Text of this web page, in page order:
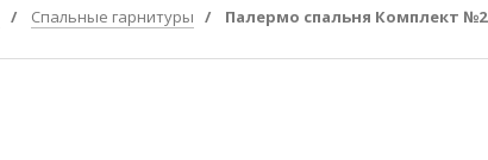
Спальные гарнитуры Палермо спальня Комплект №2